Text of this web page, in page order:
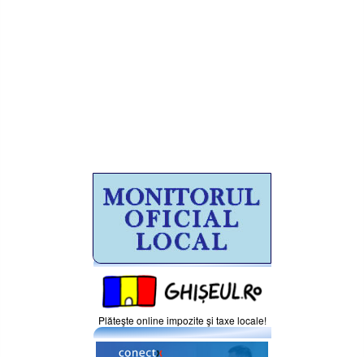
Plăteşte online impozite şi taxe locale!